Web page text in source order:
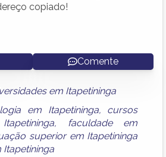
copiado!
Comente
em Itapetininga
em Itapetininga, cursos
,
faculdade em
superior em Itapetininga
Itapetininga